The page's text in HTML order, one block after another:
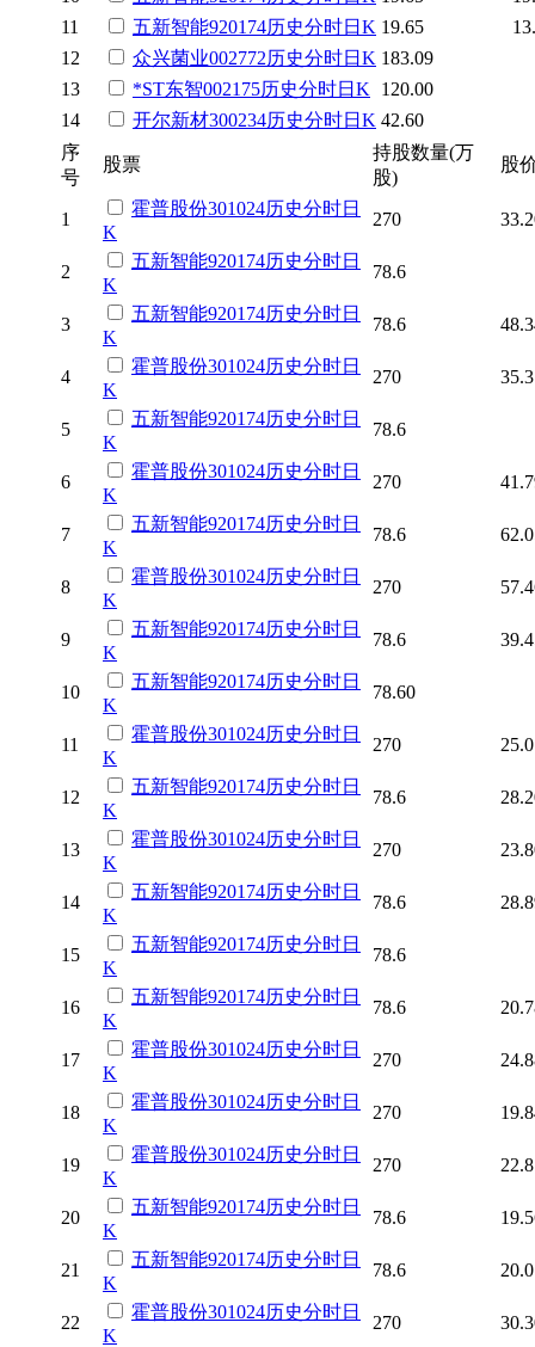
11
五新智能920174历史分时日K 19.65
12
众兴菌业002772历史分时日K 183.09
13
*ST东智002175历史分时日K
120.00
14
开尔新材300234历史分时日K 42.60
序
号
股票
持股数量(万
股)
股
1
霍普股份301024历史分时日
K
270
2
五新智能920174历史分时日
K
78.6
3
五新智能920174历史分时日
K
78.6
4
霍普股份301024历史分时日
K
270
5
五新智能920174历史分时日
K
78.6
6
霍普股份301024历史分时日
K
270
7
五新智能920174历史分时日
K
78.6
8
霍普股份301024历史分时日
K
270
9
五新智能920174历史分时日
K
78.6
10
五新智能920174历史分时日
K
78.60
11
霍普股份301024历史分时日
K
270
12
五新智能920174历史分时日
K
78.6
13
霍普股份301024历史分时日
K
270
14
五新智能920174历史分时日
K
78.6
15
五新智能920174历史分时日
K
78.6
16
五新智能920174历史分时日
K
78.6
17
霍普股份301024历史分时日
K
270
18
霍普股份301024历史分时日
K
270
19
霍普股份301024历史分时日
K
270
20
五新智能920174历史分时日
K
78.6
21
五新智能920174历史分时日
K
78.6
22
霍普股份301024历史分时日
K
270